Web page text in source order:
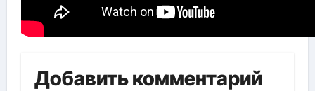
Добавить комментарий